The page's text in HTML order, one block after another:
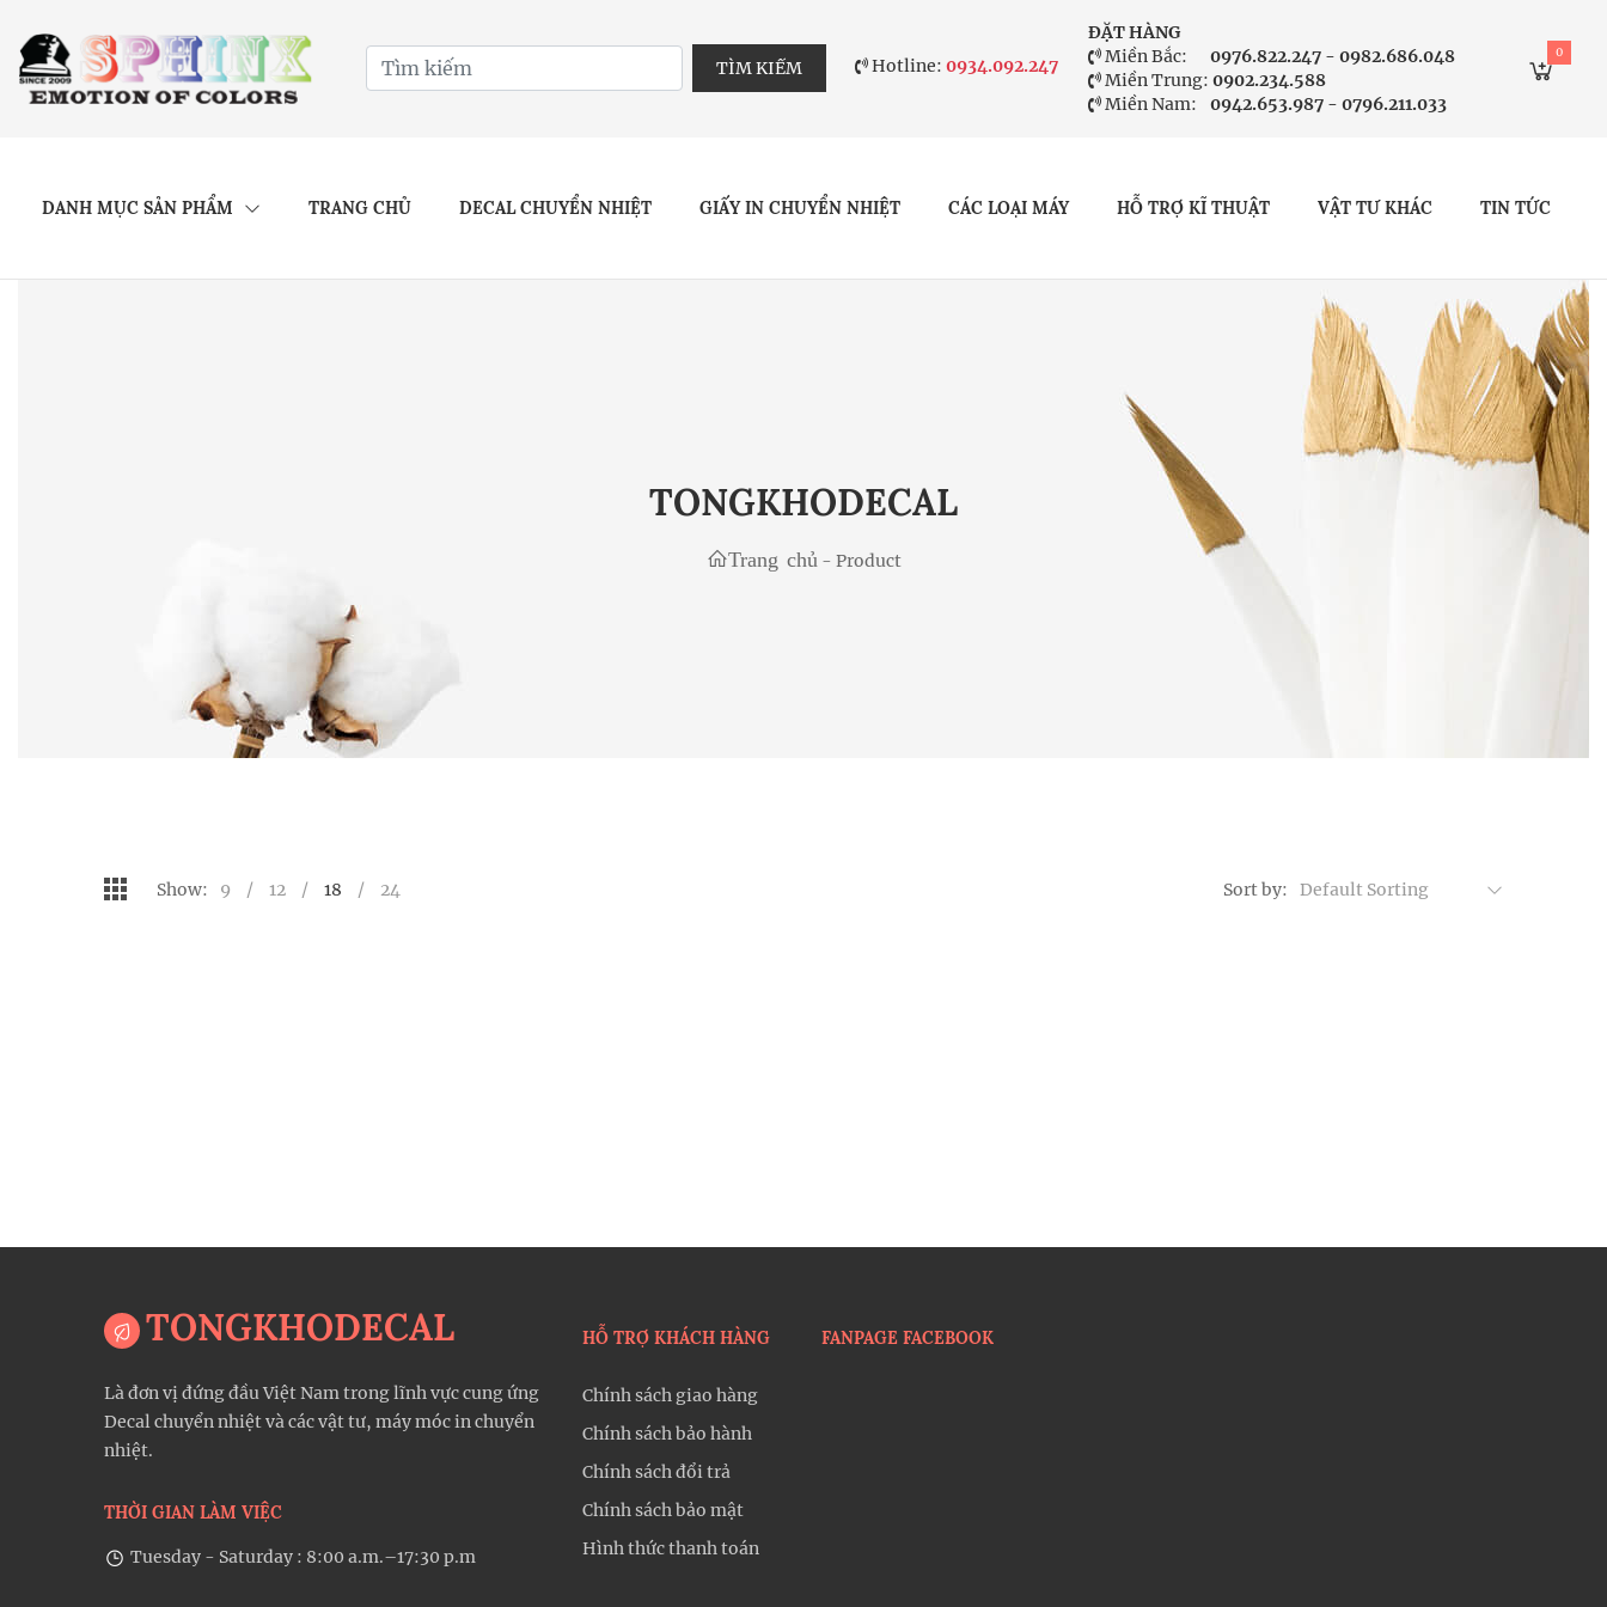
TÌM KIẾM Hotline:0934.092.247
ĐẶT HÀNG
Miền Bắc:
0976.822.247 - 0982.686.048
Miền Trung: 0902.234.588
Miền Nam:
0942.653.987 - 0796.211.033
0
DANH MỤC SẢN PHẨM TRANG CHỦ DECAL CHUYỂN NHIỆT GIẤY IN CHUYỂN NHIỆT CÁC LOẠI MÁY HỖ TRỢ KĨ THUẬT VẬT TƯ KHÁC TIN TỨC
TONGKHODECAL
Trang chủ - Product
Show: 9 12 18 24 Sort by: Default Sorting
TONGKHODECAL
Là đơn vị đứng đầu Việt Nam trong lĩnh vực cung ứng
Decal chuyển nhiệt và các vật tư, máy móc in chuyển
nhiệt.
THỜI GIAN LÀM VIỆC
Tuesday - Saturday : 8:00 a.m.–17:30 p.m
HỖ TRỢ KHÁCH HÀNG
Chính sách giao hàng
Chính sách bảo hành
Chính sách đổi trả
Chính sách bảo mật
Hình thức thanh toán
FANPAGE FACEBOOK